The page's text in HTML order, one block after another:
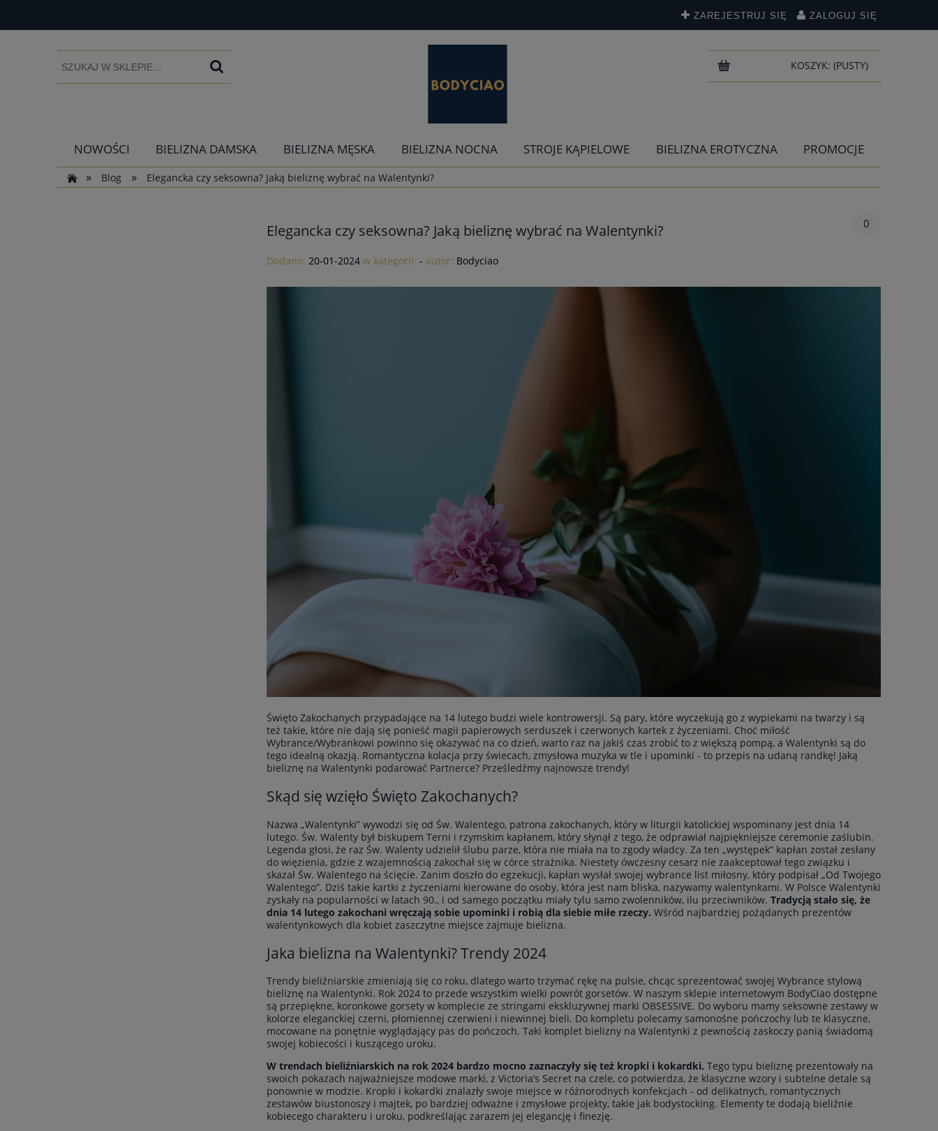
ZAREJESTRUJ SIĘ ZALOGUJ SIĘ
KOSZYK: (PUSTY)
NOWOŚCI BIELIZNA DAMSKA BIELIZNA MĘSKA BIELIZNA NOCNA STROJE KĄPIELOWE BIELIZNA EROTYCZNA
PROMOCJE
»
Blog » Elegancka czy seksowna? Jaką bieliznę wybrać na Walentynki?
Elegancka czy seksowna? Jaką bieliznę wybrać na Walentynki? 0
Dodano: 20-01-2024 w kategorii: - autor: Bodyciao
Święto Zakochanych przypadające na 14 lutego budzi wiele kontrowersji. Są pary, które wyczekują go z wypiekami na twarzy i są
też takie, które nie dają się ponieść magii papierowych serduszek i czerwonych kartek z życzeniami. Choć miłość
Wybrance/Wybrankowi powinno się okazywać na co dzień, warto raz na jakiś czas zrobić to z większą pompą, a Walentynki są do
tego idealną okazją. Romantyczna kolacja przy świecach, zmysłowa muzyka w tle i upominki - to przepis na udaną randkę! Jaką
bieliznę na Walentynki podarować Partnerce? Prześledźmy najnowsze trendy!
Skąd się wzięło Święto Zakochanych?
Nazwa „Walentynki” wywodzi się od Św. Walentego, patrona zakochanych, który w liturgii katolickiej wspominany jest dnia 14
lutego. Św. Walenty był biskupem Terni i rzymskim kapłanem, który słynął z tego, że odprawiał najpiękniejsze ceremonie zaślubin.
Legenda głosi, że raz Św. Walenty udzielił ślubu parze, która nie miała na to zgody władcy. Za ten „występek” kapłan został zesłany
do więzienia, gdzie z wzajemnością zakochał się w córce strażnika. Niestety ówczesny cesarz nie zaakceptował tego związku i
skazał Św. Walentego na ścięcie. Zanim doszło do egzekucji, kapłan wysłał swojej wybrance list miłosny, który podpisał „Od Twojego
Walentego”. Dziś takie kartki z życzeniami kierowane do osoby, która jest nam bliska, nazywamy walentynkami. W Polsce Walentynki
zyskały na popularności w latach 90., i od samego początku miały tylu samo zwolenników, ilu przeciwników. Tradycją stało się, że
dnia 14 lutego zakochani wręczają sobie upominki i robią dla siebie miłe rzeczy. Wśród najbardziej pożądanych prezentów
walentynkowych dla kobiet zaszczytne miejsce zajmuje bielizna.
Jaka bielizna na Walentynki? Trendy 2024
Trendy bieliźniarskie zmieniają się co roku, dlatego warto trzymać rękę na pulsie, chcąc sprezentować swojej Wybrance stylową
bieliznę na Walentynki. Rok 2024 to przede wszystkim wielki powrót gorsetów. W naszym sklepie internetowym BodyCiao dostępne
są przepiękne, koronkowe gorsety w komplecie ze stringami ekskluzywnej marki OBSESSIVE. Do wyboru mamy seksowne zestawy w
kolorze eleganckiej czerni, płomiennej czerwieni i niewinnej bieli. Do kompletu polecamy samonośne pończochy lub te klasyczne,
mocowane na ponętnie wyglądający pas do pończoch. Taki komplet bielizny na Walentynki z pewnością zaskoczy panią świadomą
swojej kobiecości i kuszącego uroku.
W trendach bieliźniarskich na rok 2024 bardzo mocno zaznaczyły się też kropki i kokardki. Tego typu bieliznę prezentowały na
swoich pokazach najważniejsze modowe marki, z Victoria’s Secret na czele, co potwierdza, że klasyczne wzory i subtelne detale są
ponownie w modzie. Kropki i kokardki znalazły swoje miejsce w różnorodnych konfekcjach - od delikatnych, romantycznych
zestawów biustonoszy i majtek, po bardziej odważne i zmysłowe projekty, takie jak bodystocking. Elementy te dodają bieliźnie
kobiecego charakteru i uroku, podkreślając zarazem jej elegancję i finezję.